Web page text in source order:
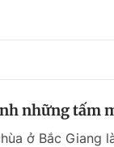
những tấm
ở Bắc Giang